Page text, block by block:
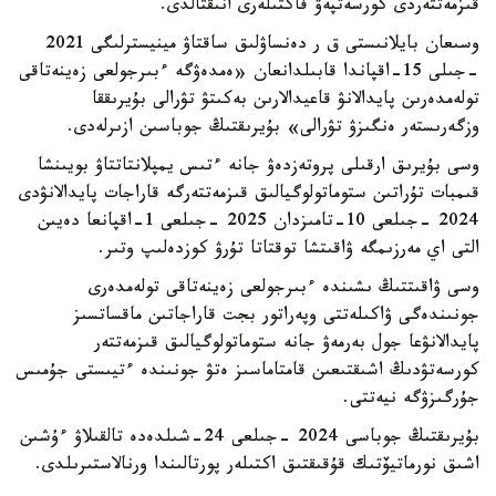
قىزمەتتەردى كورسەتپەۋ فاكتىلەرى انىقتالدى.
وسىعان بايلانىستى ق ر دەنساۋلىق ساقتاۋ مينيسترلىگى 2021
-جىلى 15-اقپاندا قابىلدانعان «ەمدەۋگە ءبىرجولعى زەينەتاقى
تولەمدەرىن پايدالانۋ قاعيدالارىن بەكىتۋ تۋرالى بۇيرىققا
وزگەرىستەر ەنگىزۋ تۋرالى» بۇيرىقتىڭ جوباسىن ازىرلەدى.
وسى بۇيرىق ارقىلى پروتەزدەۋ جانە ءتىس يمپلانتاتتاۋ بويىنشا
قىمبات تۇراتىن ستوماتولوگيالىق قىزمەتتەرگە قاراجات پايدالانۋدى
2024 -جىلعى 10-تامىزدان 2025 -جىلعى 1-اقپانعا دەيىن
التى اي مەرزىمگە ۋاقىتشا توقتاتا تۇرۋ كوزدەلىپ وتىر.
وسى ۋاقىتتىڭ ىشىندە ءبىرجولعى زەينەتاقى تولەمدەرى
جونىندەگى ۋاكىلەتتى وپەراتور بجت قاراجاتىن ماقساتسىز
پايدالانۋعا جول بەرمەۋ جانە ستوماتولوگيالىق قىزمەتتەر
كورسەتۋدىڭ اشىقتىعىن قامتاماسىز ەتۋ جونىندە ءتيىستى جۇمىس
جۇرگىزۋگە نيەتتى.
بۇيرىقتىڭ جوباسى 2024 -جىلعى 24-شىلدەدە تالقىلاۋ ءۇشىن
اشىق نورماتيۆتىك قۇقىقتىق اكتىلەر پورتالىندا ورنالاستىرىلدى.